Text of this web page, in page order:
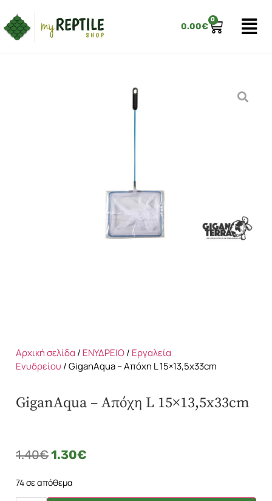
0.00€
0
Αρχική σελίδα / ΕΝΥΔΡΕΙΟ/ Εργαλεία
Ενυδρείου / GiganAqua – Απόχη L 15×13,5x33cm
GiganAqua – Απόχη L 15×13,5x33cm
1.40€1.30€
74 σε απόθεμα